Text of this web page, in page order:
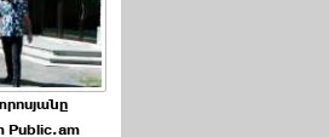
Public.am